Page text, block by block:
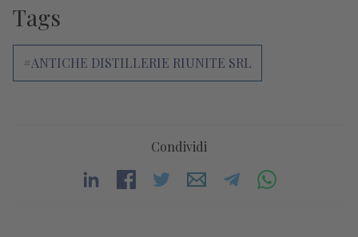
Tags
#ANTICHE DISTILLERIE RIUNITE SRL
Condividi